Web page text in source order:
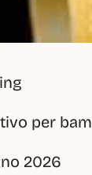
per
2026